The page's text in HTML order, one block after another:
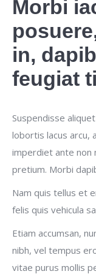
Morbi
in,
feugiat
Suspendisse
lobortis lacus arcu,
imperdiet ante non
pretium. Morbi
Nam quis tellus et
felis quis vehicula
Etiam accumsan,
nibh, vel tempus
vitae purus mollis